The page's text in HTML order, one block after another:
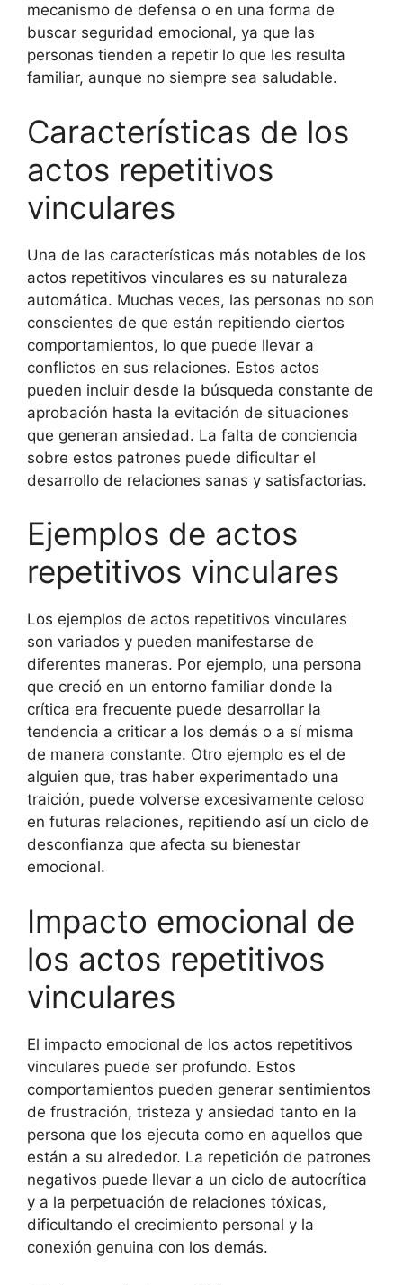
mecanismo de defensa o en una forma de
buscar seguridad emocional, ya que las
personas tienden a repetir lo que les resulta
familiar, aunque no siempre sea saludable.
Características de los
actos repetitivos
vinculares
Una de las características más notables de los
actos repetitivos vinculares es su naturaleza
automática. Muchas veces, las personas no son
conscientes de que están repitiendo ciertos
comportamientos, lo que puede llevar a
conflictos en sus relaciones. Estos actos
pueden incluir desde la búsqueda constante de
aprobación hasta la evitación de situaciones
que generan ansiedad. La falta de conciencia
sobre estos patrones puede dificultar el
desarrollo de relaciones sanas y satisfactorias.
Ejemplos de actos
repetitivos vinculares
Los ejemplos de actos repetitivos vinculares
son variados y pueden manifestarse de
diferentes maneras. Por ejemplo, una persona
que creció en un entorno familiar donde la
crítica era frecuente puede desarrollar la
tendencia a criticar a los demás o a sí misma
de manera constante. Otro ejemplo es el de
alguien que, tras haber experimentado una
traición, puede volverse excesivamente celoso
en futuras relaciones, repitiendo así un ciclo de
desconfianza que afecta su bienestar
emocional.
Impacto emocional de
los actos repetitivos
vinculares
El impacto emocional de los actos repetitivos
vinculares puede ser profundo. Estos
comportamientos pueden generar sentimientos
de frustración, tristeza y ansiedad tanto en la
persona que los ejecuta como en aquellos que
están a su alrededor. La repetición de patrones
negativos puede llevar a un ciclo de autocrítica
y a la perpetuación de relaciones tóxicas,
dificultando el crecimiento personal y la
conexión genuina con los demás.